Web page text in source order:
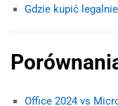
Gdzie kupić
Office 2024 vs